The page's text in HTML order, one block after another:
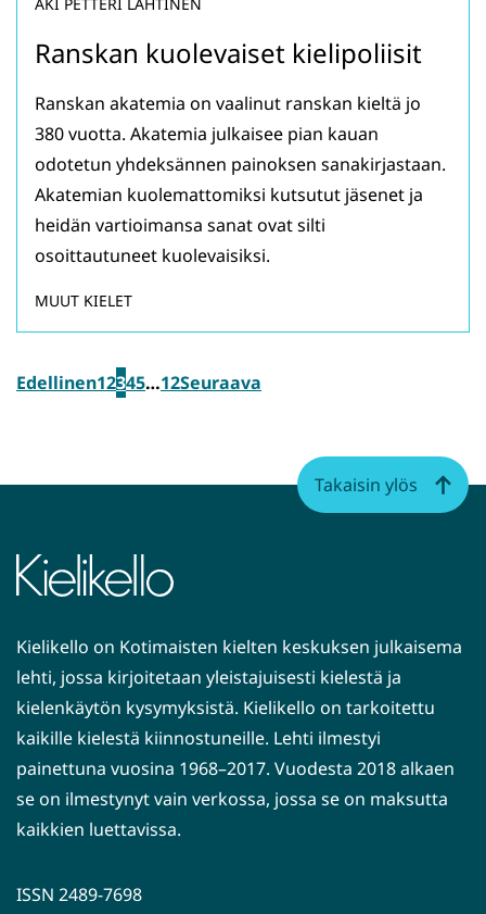
Ranskan kuolevaiset kielipoliisit
Ranskan akatemia on vaalinut ranskan kieltä jo
380 vuotta. Akatemia julkaisee pian kauan
odotetun yhdeksännen painoksen sanakirjastaan.
Akatemian kuolemattomiksi kutsutut jäsenet ja
heidän vartioimansa sanat ovat silti
osoittautuneet kuolevaisiksi.
MUUT KIELET
Edellinen12345…12Seuraava
Kielikello on Kotimaisten kielten keskuksen julkaisema
lehti, jossa kirjoitetaan yleistajuisesti kielestä ja
kielenkäytön kysymyksistä. Kielikello on tarkoitettu
kaikille kielestä kiinnostuneille. Lehti ilmestyi
painettuna vuosina 1968–2017. Vuodesta 2018 alkaen
se on ilmestynyt vain verkossa, jossa se on maksutta
kaikkien luettavissa.
ISSN 2489-7698
Takaisin ylös